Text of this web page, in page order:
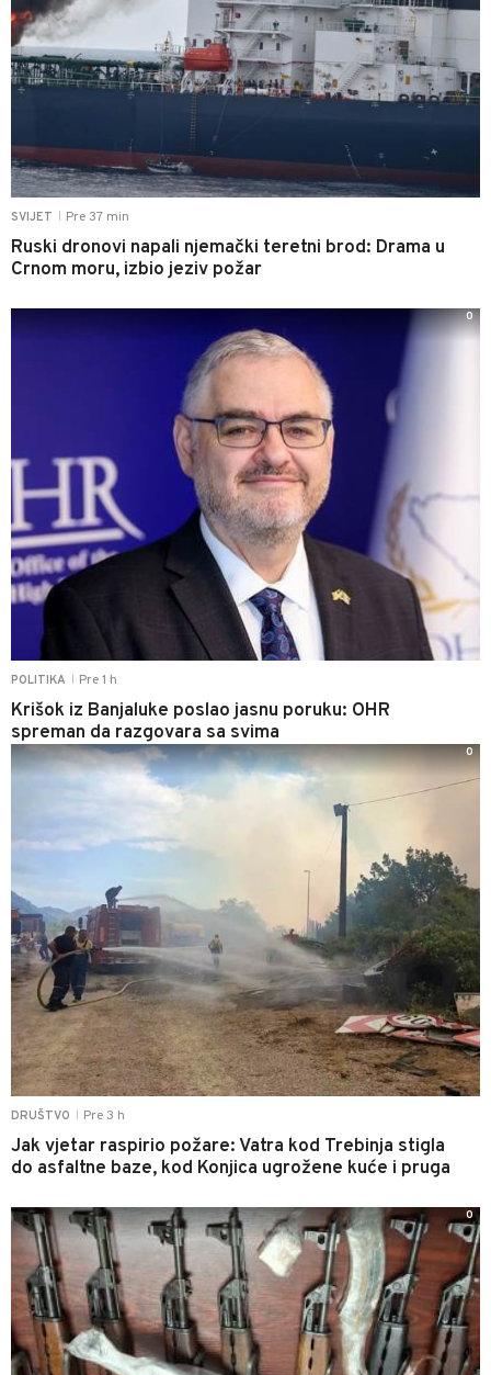
SVIJET Pre 37 min
Ruski dronovi napali njemački teretni brod: Drama u
Crnom moru, izbio jeziv požar
POLITIKA Pre 1 h
Krišok iz Banjaluke poslao jasnu poruku: OHR
spreman da razgovara sa svima
0
DRUŠTVO Pre 3 h
Jak vjetar raspirio požare: Vatra kod Trebinja stigla
do asfaltne baze, kod Konjica ugrožene kuće i pruga
0
0